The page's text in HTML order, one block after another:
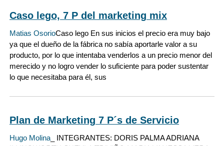
Caso lego, 7 P del marketing mix
Matias OsorioCaso lego En sus inicios el precio era muy bajo
ya que el dueño de la fábrica no sabía aportarle valor a su
producto, por lo que intentaba venderlos a un precio menor del
merecido y no logro vender lo suficiente para poder sustentar
lo que necesitaba para él, sus
Plan de Marketing 7 P´s de Servicio
Hugo Molina _ INTEGRANTES: DORIS PALMA ADRIANA